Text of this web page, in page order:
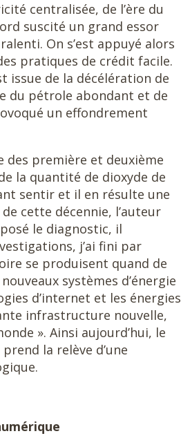
centralisée, de l’ère du
suscité un grand essor
On s’est appuyé alors
pratiques de crédit facile.
issue de la décélération de
du pétrole abondant et de
un effondrement
des première et deuxième
la quantité de dioxyde de
sentir et il en résulte une
cette décennie, l’auteur
le diagnostic, il
j’ai fini par
se produisent quand de
systèmes d’énergie
d’internet et les énergies
infrastructure nouvelle,
». Ainsi aujourd’hui, le
la relève d’une